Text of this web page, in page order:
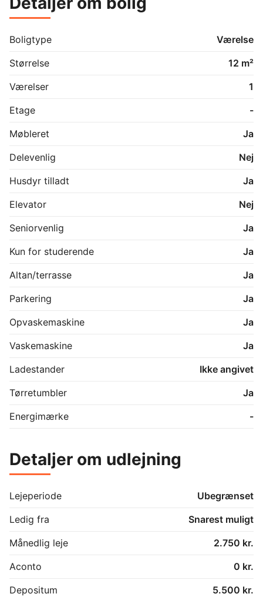
Boligtype
Værelse
Størrelse
12 m²
Værelser
1
Etage
-
Møbleret
Ja
Delevenlig
Nej
Husdyr tilladt
Ja
Elevator
Nej
Seniorvenlig
Ja
Kun for studerende
Ja
Altan/terrasse
Ja
Parkering
Ja
Opvaskemaskine
Ja
Vaskemaskine
Ja
Ladestander
Ikke angivet
Tørretumbler
Ja
Energimærke
-
Detaljer om udlejning
Lejeperiode
Ubegrænset
Ledig fra
Snarest muligt
Månedlig leje
2.750 kr.
Aconto
0 kr.
Depositum
5.500 kr.